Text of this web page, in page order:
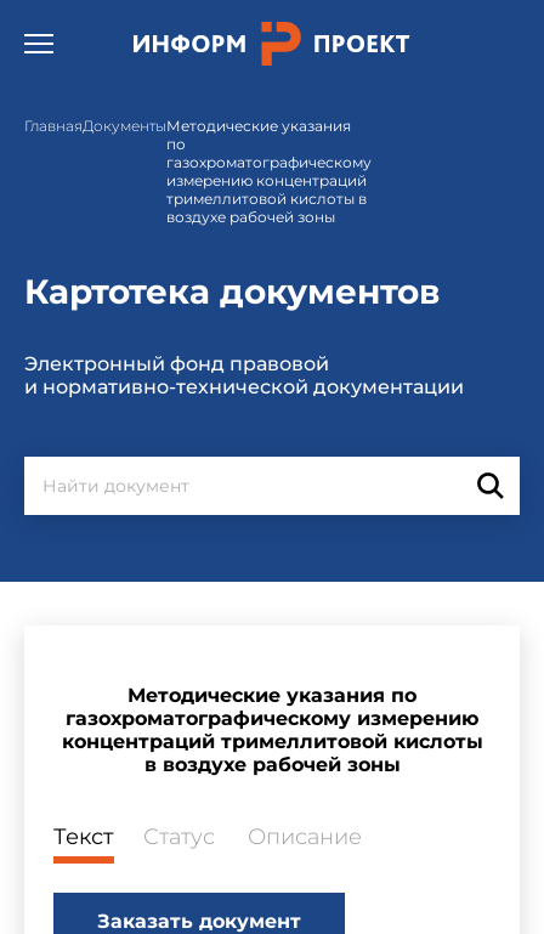
Открыть бургер меню.
ГлавнаяДокументыМетодические указания
по
газохроматографическому
измерению концентраций
тримеллитовой кислоты в
воздухе рабочей зоны
Картотека документов
Электронный фонд правовой
и нормативно-технической документации
Методические указания по
газохроматографическому измерению
концентраций тримеллитовой кислоты
в воздухе рабочей зоны
Текст Статус Описание
Заказать документ